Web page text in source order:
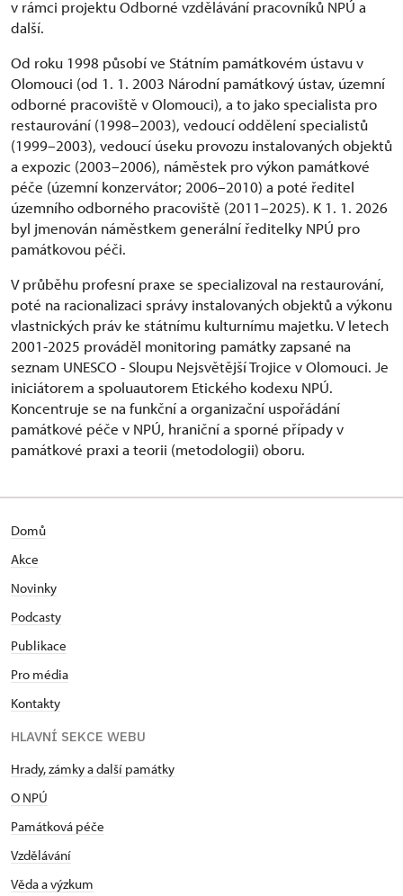
v rámci projektu Odborné vzdělávání pracovníků NPÚ a
další.
Od roku 1998 působí ve Státním památkovém ústavu v
Olomouci (od 1. 1. 2003 Národní památkový ústav, územní
odborné pracoviště v Olomouci), a to jako specialista pro
restaurování (1998–2003), vedoucí oddělení specialistů
(1999–2003), vedoucí úseku provozu instalovaných objektů
a expozic (2003–2006), náměstek pro výkon památkové
péče (územní konzervátor; 2006–2010) a poté ředitel
územního odborného pracoviště (2011–2025). K 1. 1. 2026
byl jmenován náměstkem generální ředitelky NPÚ pro
památkovou péči.
V průběhu profesní praxe se specializoval na restaurování,
poté na racionalizaci správy instalovaných objektů a výkonu
vlastnických práv ke státnímu kulturnímu majetku. V letech
2001-2025 prováděl monitoring památky zapsané na
seznam UNESCO - Sloupu Nejsvětější Trojice v Olomouci. Je
iniciátorem a spoluautorem Etického kodexu NPÚ.
Koncentruje se na funkční a organizační uspořádání
památkové péče v NPÚ, hraniční a sporné případy v
památkové praxi a teorii (metodologii) oboru.
Domů
Akce
Novinky
Podcasty
Publikace
Pro média
Kontakty
HLAVNÍ SEKCE WEBU
Hrady, zámky a další památky
O NPÚ
Památková péče
Vzdělávání
Věda a výzkum